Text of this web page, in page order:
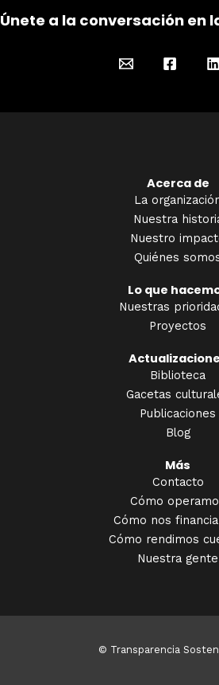
Únete a la conversación en
Acerca de
La
Nuestra
Nuestro
Quiénes
Lo que
Nuestras
Proyectos
Biblioteca
Gacetas
Publicaciones
Blog
Más
Contacto
Cómo
Cómo nos
Cómo rendimos
Nuestra gente
© Transparencia